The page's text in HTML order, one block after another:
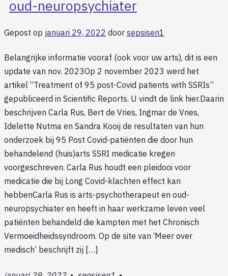
oud-neuropsychiater
Gepost op januari 29, 2022 door sepsisen1
Belangrijke informatie vooraf (ook voor uw arts), dit is een
update van nov. 2023Op 2 november 2023 werd het
artikel “Treatment of 95 post-Covid patients with SSRIs”
gepubliceerd in Scientific Reports. U vindt de link hier.Daarin
beschrijven Carla Rus, Bert de Vries, Ingmar de Vries,
Idelette Nutma en Sandra Kooij de resultaten van hun
onderzoek bij 95 Post Covid-patiënten die door hun
behandelend (huis)arts SSRI medicatie kregen
voorgeschreven. Carla Rus houdt een pleidooi voor
medicatie die bij Long Covid-klachten effect kan
hebbenCarla Rus is arts-psychotherapeut en oud-
neuropsychiater en heeft in haar werkzame leven veel
patiënten behandeld die kampten met het Chronisch
Vermoeidheidssyndroom. Op de site van ‘Meer over
medisch’ beschrijft zij […]